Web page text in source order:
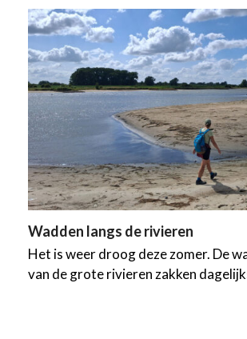
Wadden langs de rivieren
Het is weer droog deze zomer. De
van de grote rivieren zakken